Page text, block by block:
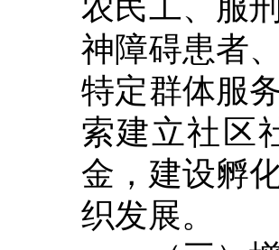
神障碍患者
特定群体服
索建立社区
金，建设孵
织发展。